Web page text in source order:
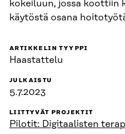
kokeiluun, jossa koottiin
käytöstä osana
ARTIKKELIN TYYPPI
Haastattelu
JULKAISTU
5.7.2023
LIITTYVÄT PROJEKTIT
Pilotit: Digitaalisten